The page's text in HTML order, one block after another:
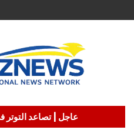
عاجل | تصاعد